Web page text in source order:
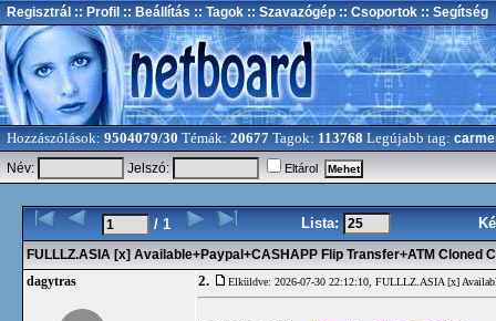
Regisztrál :: Profil :: Beállítás :: Tagok :: Szavazógép :: Csoportok :: Segítség
Hozzászólások: 9504079/30 Témák: 20677 Tagok: 113768 Legújabb tag:
Név:
Jelszó: Eltárol
/ 1 Lista:
FULLLZ.ASIA [x] Available+Paypal+CASHAPP Flip Transfer+ATM Cloned
dagytras 2. Elküldve: 2026-07-30 22:12:10, FULLLZ.ASIA [x]